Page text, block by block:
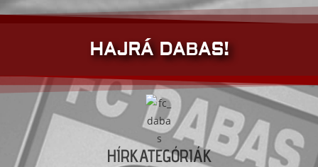
HAJRÁ DABAS!
HÍRKATEGÓRIÁK